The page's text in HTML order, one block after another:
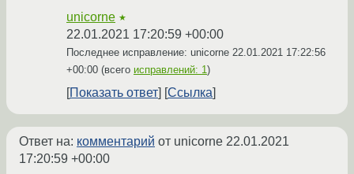
unicorne ★
22.01.2021 17:20:59 +00:00
Последнее исправление: unicorne 22.01.2021 17:22:56
+00:00 (всего исправлений: 1)
Показать ответ Ссылка
Ответ на: комментарий от unicorne 22.01.2021
17:20:59 +00:00